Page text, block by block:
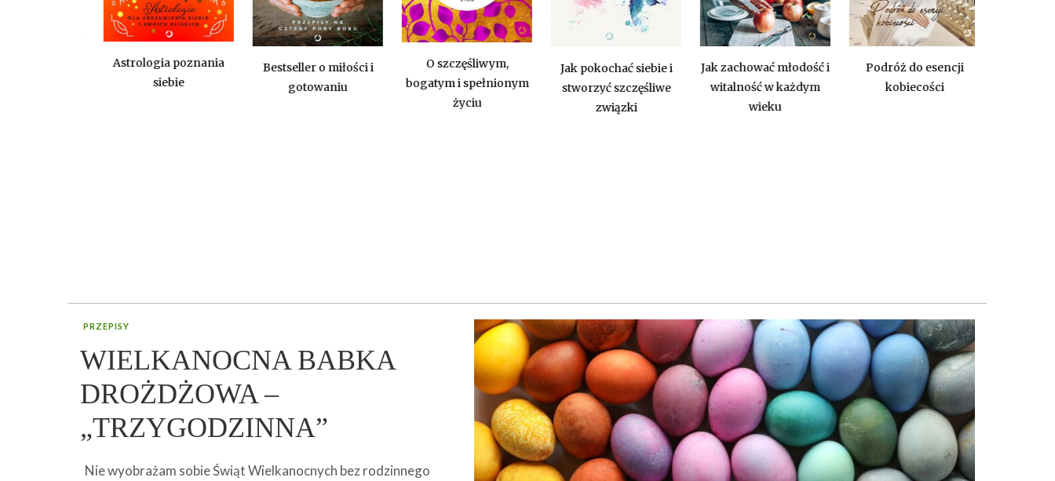
Astrologia poznania
siebie
Bestseller o miłości i
gotowaniu
O szczęśliwym,
bogatym i spełnionym
życiu
Jak pokochać siebie i
stworzyć szczęśliwe
związki
Jak zachować młodość i
witalność w każdym
wieku
Podróż do esencji
kobiecości
PRZEPISY
WIELKANOCNA BABKA
DROŻDŻOWA –
„TRZYGODZINNA”
Nie wyobrażam sobie Świąt Wielkanocnych bez rodzinnego